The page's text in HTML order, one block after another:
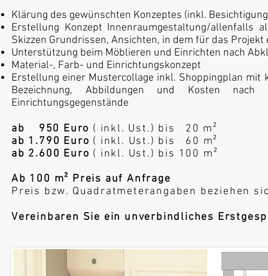
Klärung des gewünschten Konzeptes (inkl.
Erstellung Konzept Innenraumgestaltung/allenfalls
Skizzen Grundrissen, Ansichten, in dem für das
Unterstützung beim Möblieren und Einrichten nach
Material-, Farb- und Einrichtungskonzept
Erstellung einer Mustercollage inkl. Shoppingplan
Bezeichnung, Abbildungen und Kosten nach
Einrichtungsgegenstände
ab 950 Euro ( inkl. Ust.) bis 20 m²
ab 1.790 Euro ( inkl. Ust.) bis 60 m²
ab 2.600 Euro ( inkl. Ust.) bis 100 m²
Ab 100 m² Preis auf Anfrage
​Preis bzw. Quadratmeterangaben beziehen
Vereinbaren Sie ein unverbindliches